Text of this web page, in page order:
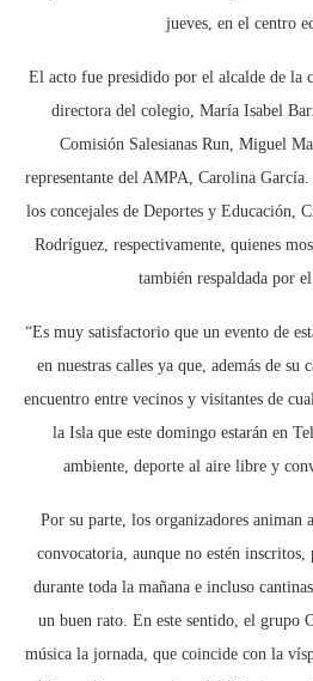
jueves, en el centro
El acto fue presidido por el alcalde de la
directora del colegio, María Isabel
Comisión Salesianas Run, Miguel
representante del AMPA, Carolina García.
los concejales de Deportes y Educación,
Rodríguez, respectivamente, quienes
también respaldada por
“Es muy satisfactorio que un evento de
en nuestras calles ya que, además de su
encuentro entre vecinos y visitantes de
la Isla que este domingo estarán en
ambiente, deporte al aire libre y
Por su parte, los organizadores animan
convocatoria, aunque no estén inscritos,
durante toda la mañana e incluso
un buen rato. En este sentido, el grupo
música la jornada, que coincide con la